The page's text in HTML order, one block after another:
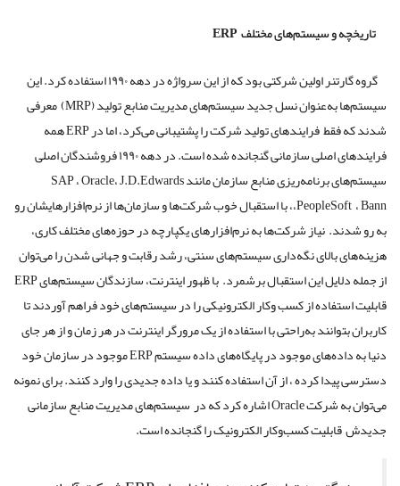
تاریخچه و سیستم‌های مختلفERP
گروه گارتنر اولین شرکتی بود که از این سرواژه در دهه ۱۹۹۰ استفاده کرد. این
سیستم‌ها به‌عنوان نسل جدید سیستم‌های مدیریت منابع تولید (MRP) معرفی
شدند که فقط فرایندهای تولید شرکت را پشتیبانی می‌کرد، اما در ERP همه
فرایندهای اصلی سازمانی گنجانده شده است. در دهه ۱۹۹۰ فروشندگان اصلی
سیستم‌های برنامه‌ریزی منابع سازمان مانند SAP ، Oracle، J.D.Edwards
،PeopleSoft ، Bann، با استقبال خوب شرکت‌ها و سازمان‌ها از نرم‌افزارهایشان رو
به رو شدند. نیاز شرکت‌ها به نرم‌افزارهای یکپارچه در حوزه‌های مختلف کاری،
هزینه‌های بالای نگه‌داری سیستم‌های سنتی، رشد رقابت و جهانی شدن را می‌توان
از جمله دلایل این استقبال برشمرد. با ظهور اینترنت، سازندگان سیستم‌های ERP
قابلیت استفاده از کسب وکار الکترونیکی را در سیستم‌های خود فراهم آوردند تا
کاربران بتوانند به‌راحتی با استفاده از یک مرورگر اینترنت در هر زمان و از هر جای
دنیا به داده‌های موجود در پایگاه‌های داده سیستم ERP موجود در سازمان خود
دسترسی پیدا کرده ، از آن استفاده کنند و یا داده جدیدی را وارد کنند. برای نمونه
می‌توان به شرکت Oracle اشاره کرد که در سیستم‌های مدیریت منابع سازمانی
جدیدش قابلیت کسب‌وکار الکترونیک را گنجانده است.